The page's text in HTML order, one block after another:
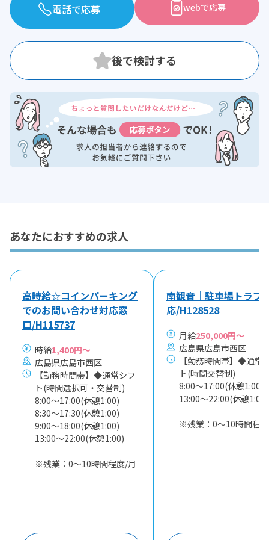
電話で応募 webで応募
あなたにおすすめの求人
高時給☆コインパーキング
でのお問い合わせ対応窓
口/H115737
時給1,400円～
広島県広島市西区
【勤務時間帯】◆通常シフ
ト(時間選択可・交替制)
8:00〜17:00(休憩1:00)
8:30〜17:30(休憩1:00)
9:00〜18:00(休憩1:00)
13:00〜22:00(休憩1:00)
※残業：0〜10時間程度/月
南観音｜駐車場トラブ
応/H128528
月給250,000円～
広島県広島市西区
【勤務時間帯】◆通常
ト(時間交替制)
8:00〜17:00(休憩1:00)
13:00〜22:00(休憩1:00)
※残業：0〜10時間程